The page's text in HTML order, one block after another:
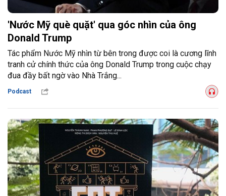
'Nước Mỹ què quặt' qua góc nhìn của ông
Donald Trump
Tác phẩm Nước Mỹ nhìn từ bên trong được coi là cương lĩnh
tranh cử chính thức của ông Donald Trump trong cuộc chạy
đua đầy bất ngờ vào Nhà Trắng...
Podcast